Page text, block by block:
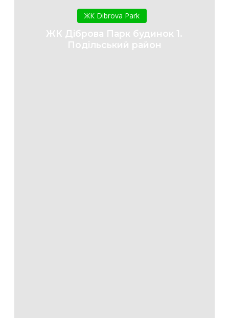
Діброва
Парк
будинок
1.
ЖК Dibrova Park
ЖК Діброва Парк будинок 1.
Подільський район